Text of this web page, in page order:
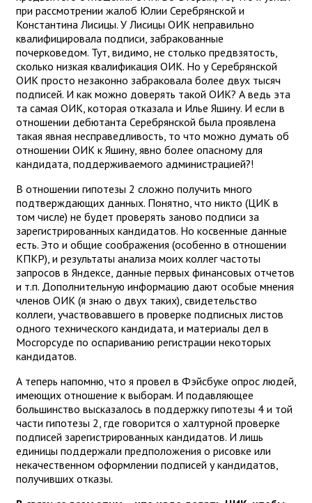
при рассмотрении жалоб Юлии Серебрянской и
Константина Лисицы. У Лисицы ОИК неправильно
квалифицировала подписи, забракованные
почерковедом. Тут, видимо, не столько предвзятость,
сколько низкая квалификация ОИК. Но у Серебрянской
ОИК просто незаконно забраковала более двух тысяч
подписей. И как можно доверять такой ОИК? А ведь эта
та самая ОИК, которая отказала и Илье Яшину. И если в
отношении дебютанта Серебрянской была проявлена
такая явная несправедливость, то что можно думать об
отношении ОИК к Яшину, явно более опасному для
кандидата, поддерживаемого администрацией?!
В отношении гипотезы 2 сложно получить много
подтверждающих данных. Понятно, что никто (ЦИК в
том числе) не будет проверять заново подписи за
зарегистрированных кандидатов. Но косвенные данные
есть. Это и общие соображения (особенно в отношении
КПКР), и результаты анализа моих коллег частоты
запросов в Яндексе, данные первых финансовых отчетов
и т.п. Дополнительную информацию дают особые мнения
членов ОИК (я знаю о двух таких), свидетельство
коллеги, участвовавшего в проверке подписных листов
одного технического кандидата, и материалы дел в
Мосгорсуде по оспариванию регистрации некоторых
кандидатов.
А теперь напомню, что я провел в Фэйсбуке опрос людей,
имеющих отношение к выборам. И подавляющее
большинство высказалось в поддержку гипотезы 4 и той
части гипотезы 2, где говорится о халтурной проверке
подписей зарегистрированных кандидатов. И лишь
единицы поддержали предположения о рисовке или
некачественном оформлении подписей у кандидатов,
получивших отказы.